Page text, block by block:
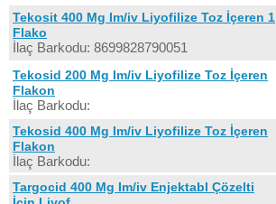
Tekosit 400 Mg Im/iv Liyofilize Toz İçeren 1
Flako
İlaç Barkodu: 8699828790051
Tekosid 200 Mg Im/iv Liyofilize Toz İçeren
Flakon
İlaç Barkodu:
Tekosid 400 Mg Im/iv Liyofilize Toz İçeren
Flakon
İlaç Barkodu:
Targocid 400 Mg Im/iv Enjektabl Çözelti